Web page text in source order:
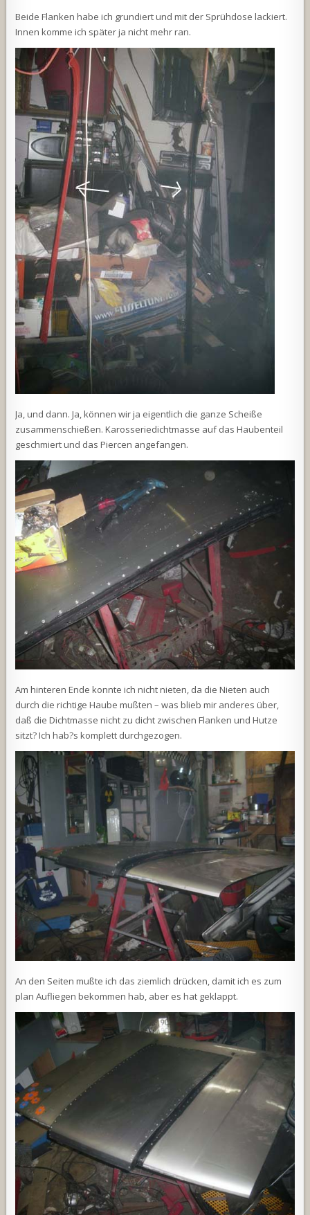
Beide Flanken habe ich grundiert und mit der Sprühdose lackiert.
Innen komme ich später ja nicht mehr ran.
Ja, und dann. Ja, können wir ja eigentlich die ganze Scheiße
zusammenschießen. Karosseriedichtmasse auf das Haubenteil
geschmiert und das Piercen angefangen.
Am hinteren Ende konnte ich nicht nieten, da die Nieten auch
durch die richtige Haube mußten – was blieb mir anderes über,
daß die Dichtmasse nicht zu dicht zwischen Flanken und Hutze
sitzt? Ich hab?s komplett durchgezogen.
An den Seiten mußte ich das ziemlich drücken, damit ich es zum
plan Aufliegen bekommen hab, aber es hat geklappt.